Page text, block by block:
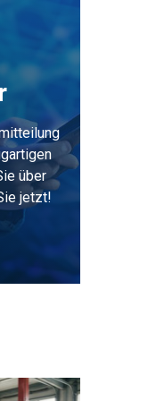
über
jetzt!